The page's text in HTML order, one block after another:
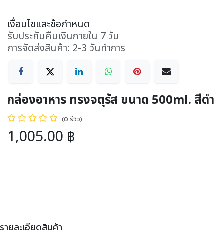
เงื่อนไขและข้อกำหนด
รับประกันคืนเงินภายใน 7 วัน
การจัดส่งสินค้า: 2-3 วันทำการ
กล่องอาหาร ทรงจตุรัส ขนาด 500ml. สีดำ
(0 รีวิว)
1,005.00 ฿
รายละเอียดสินค้า